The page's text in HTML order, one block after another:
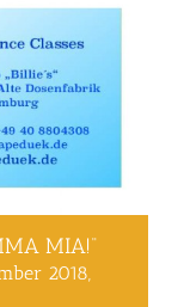
MIA!“
2018,